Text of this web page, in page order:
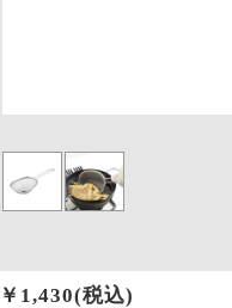
￥ 1,430(税込)